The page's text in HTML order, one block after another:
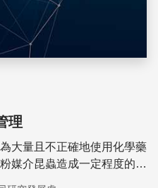
理
大量且不正確地使用化學藥
媒介昆蟲造成一定程度的傷